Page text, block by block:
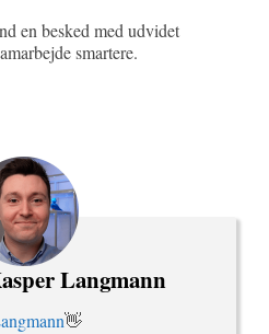
en besked med udvidet
smartere.
Langmann
👋